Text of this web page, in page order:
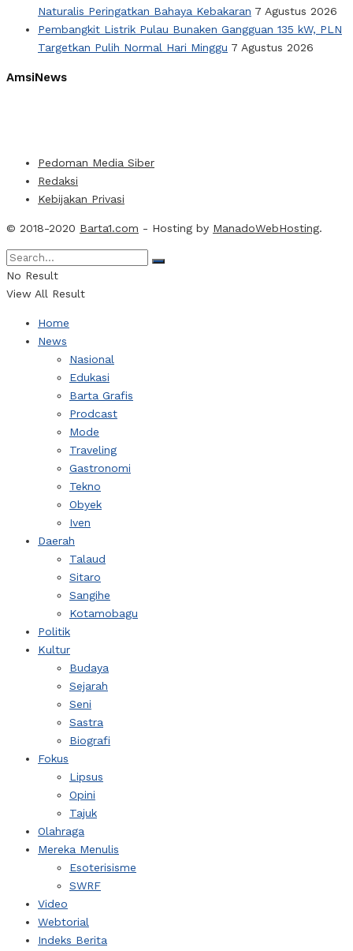
Naturalis Peringatkan Bahaya Kebakaran 7 Agustus 2026
Pembangkit Listrik Pulau Bunaken Gangguan 135 kW, PLN
Targetkan Pulih Normal Hari Minggu 7 Agustus 2026
AmsiNews
Pedoman Media Siber
Redaksi
Kebijakan Privasi
© 2018-2020 Barta1.com - Hosting by ManadoWebHosting.
No Result
View All Result
Home
News
Nasional
Edukasi
Barta Grafis
Prodcast
Mode
Traveling
Gastronomi
Tekno
Obyek
Iven
Daerah
Talaud
Sitaro
Sangihe
Kotamobagu
Politik
Kultur
Budaya
Sejarah
Seni
Sastra
Biografi
Fokus
Lipsus
Opini
Tajuk
Olahraga
Mereka Menulis
Esoterisisme
SWRF
Video
Webtorial
Indeks Berita